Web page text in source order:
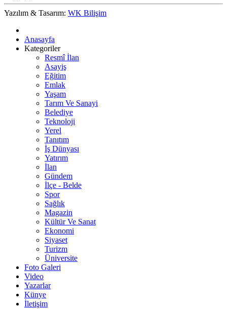
Yazılım & Tasarım: WK Bilişim
Anasayfa
Kategoriler
Resmî İlan
Asayiş
Eğitim
Emlak
Yaşam
Tarım Ve Sanayi
Belediye
Teknoloji
Yerel
Tanıtım
İş Dünyası
Yatırım
İlan
Gündem
İlçe - Belde
Spor
Sağlık
Magazin
Kültür Ve Sanat
Ekonomi
Siyaset
Turizm
Üniversite
Foto Galeri
Video
Yazarlar
Künye
İletişim